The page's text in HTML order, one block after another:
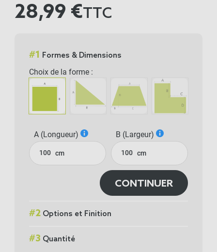
28,99 €TTC
#1 Formes & Dimensions
Choix de la forme :
A (Longueur)
cm
B (Largeur)
cm
CONTINUER
#2 Options et Finition
#3 Quantité